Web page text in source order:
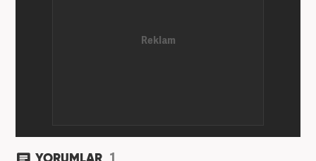
birlikte galeri ve video hazırladı. 2019'un Şubat
1